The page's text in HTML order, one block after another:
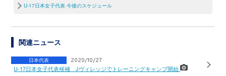
U-17日本女子代表 今後のスケジュール
関連ニュース
日本代表 2020/10/27
U-17日本女子代表候補 Jヴィレッジでトレーニングキャンプ開始